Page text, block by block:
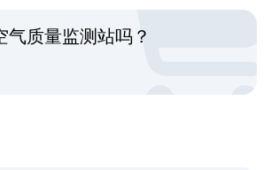
气质量监测站吗？